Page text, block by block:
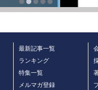
最新記事一覧
ランキング
特集一覧
メルマガ登録